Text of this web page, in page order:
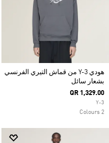
هودي Y-3 من قماش التيري الفرنسي
بشعار سائل
QR 1,329.00
Y-3
2 Colours